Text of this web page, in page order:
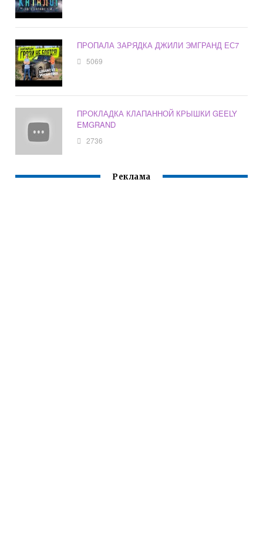
ПРОПАЛА ЗАРЯДКА ДЖИЛИ ЭМГРАНД ЕС7
5069
ПРОКЛАДКА КЛАПАННОЙ КРЫШКИ GEELY
EMGRAND
2736
Реклама